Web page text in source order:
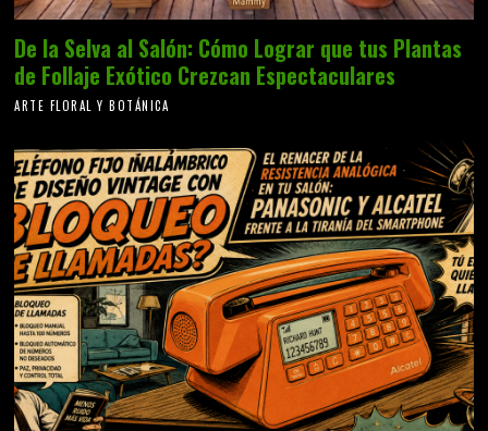
De la Selva al Salón: Cómo Lograr que tus Plantas
de Follaje Exótico Crezcan Espectaculares
ARTE FLORAL Y BOTÁNICA